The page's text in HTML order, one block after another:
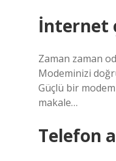
İnternet
Zaman zaman
Modeminizi
Güçlü bir
makale…
Telefon